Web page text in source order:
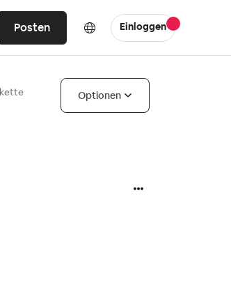
Posten Einloggen
Optionen